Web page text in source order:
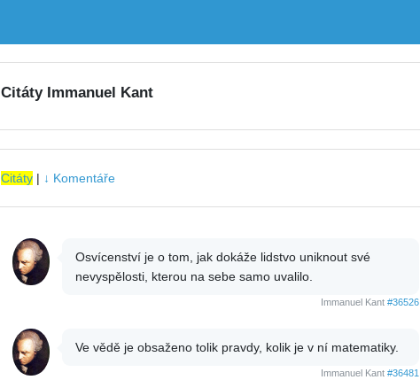
Citáty Immanuel Kant
Citáty| ↓ Komentáře
Osvícenství je o tom, jak dokáže lidstvo uniknout své
nevyspělosti, kterou na sebe samo uvalilo.
Immanuel Kant #36526
Ve vědě je obsaženo tolik pravdy, kolik je v ní matematiky.
Immanuel Kant #36481